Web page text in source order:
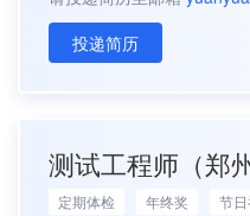
投递简历
测试工程师（郑州
定期体检 年终奖 节